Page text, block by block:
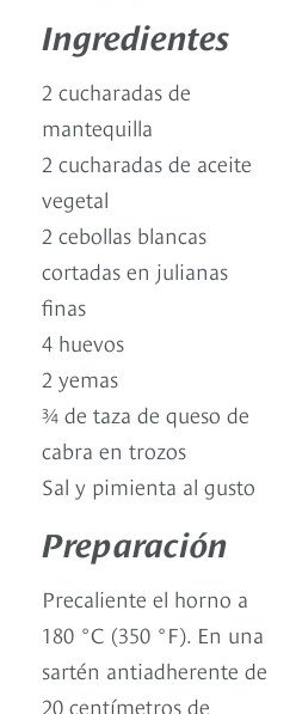
Ingredientes
2 cucharadas de
mantequilla
2 cucharadas de aceite
vegetal
2 cebollas blancas
cortadas en julianas
finas
4 huevos
2 yemas
¾ de taza de queso de
cabra en trozos
Sal y pimienta al gusto
Preparación
Precaliente el horno a
180 °C (350 °F). En una
sartén antiadherente de
20 centímetros de